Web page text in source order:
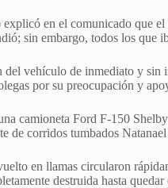
en el comunicado que
sin embargo, todos los
del vehículo de inmediato y sin
por su preocupación y
camioneta Ford F-150
de corridos tumbados
en llamas circularon
destruida hasta quedar